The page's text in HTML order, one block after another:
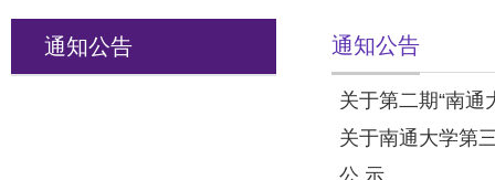
通知公告 通知公告
关于第二期“南
关于南通大学第
公 示